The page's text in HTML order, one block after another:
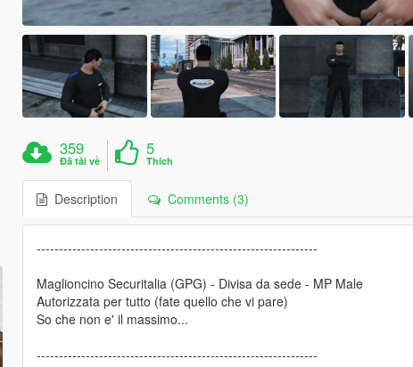
359
Đã tải về
5
Thích
Description Comments (3)
---------------------------------------------------------------
Maglioncino Securitalia (GPG) - Divisa da sede - MP Male
Autorizzata per tutto (fate quello che vi pare)
So che non e' il massimo...
---------------------------------------------------------------